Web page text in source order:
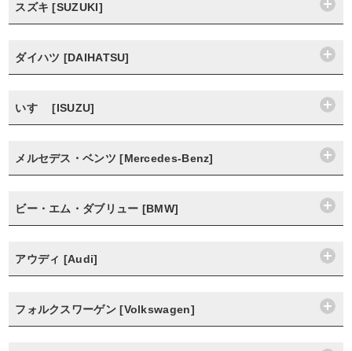
スズキ [SUZUKI]
ダイハツ [DAIHATSU]
いすゞ [ISUZU]
メルセデス・ベンツ [Mercedes-Benz]
ビー・エム・ダブリュー [BMW]
アウディ [Audi]
フォルクスワーゲン [Volkswagen]